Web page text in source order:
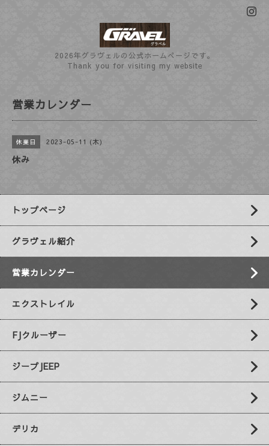
2026年グラヴェルの公式ホームぺージです。
Thank you for visiting my website
営業カレンダー
休業日 2023-05-11 (木)
休み
トップページ
グラヴェル紹介
営業カレンダー
エクストレイル
FJクルーザー
ジープJEEP
ジムニー
デリカ